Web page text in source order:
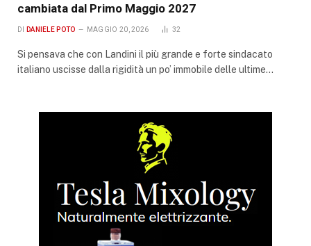
cambiata dal Primo Maggio 2027
DI DANIELE POTO MAGGIO 20, 2026 32
Si pensava che con Landini il più grande e forte sindacato
italiano uscisse dalla rigidità un po’ immobile delle ultime…